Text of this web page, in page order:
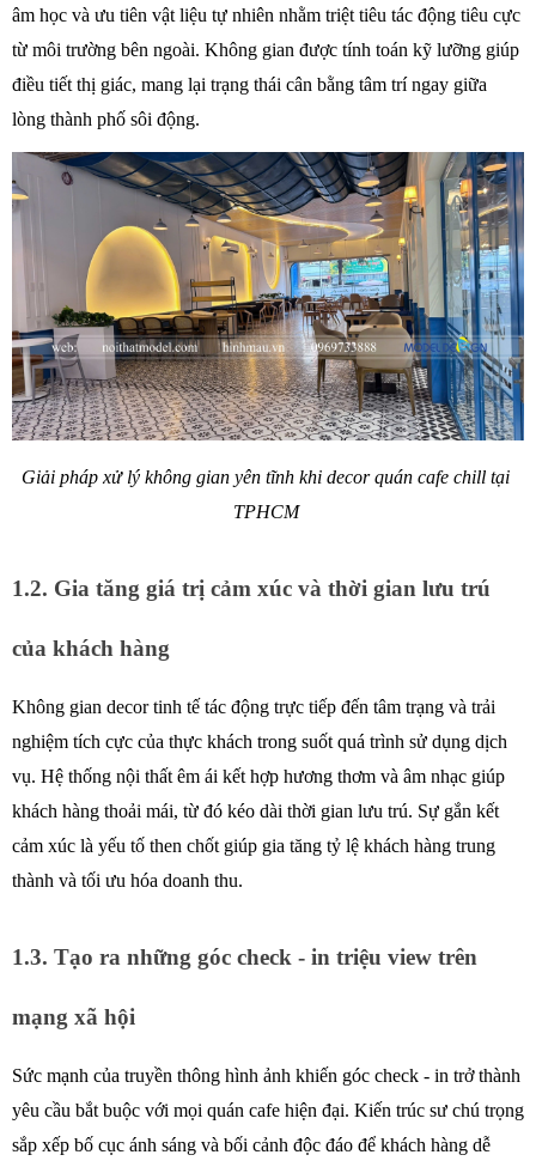
âm học và ưu tiên vật liệu tự nhiên nhằm triệt tiêu tác động tiêu cực
từ môi trường bên ngoài. Không gian được tính toán kỹ lưỡng giúp
điều tiết thị giác, mang lại trạng thái cân bằng tâm trí ngay giữa
lòng thành phố sôi động.
Giải pháp xử lý không gian yên tĩnh khi decor quán cafe chill tại
TPHCM
1.2. Gia tăng giá trị cảm xúc và thời gian lưu trú
của khách hàng
Không gian decor tinh tế tác động trực tiếp đến tâm trạng và trải
nghiệm tích cực của thực khách trong suốt quá trình sử dụng dịch
vụ. Hệ thống nội thất êm ái kết hợp hương thơm và âm nhạc giúp
khách hàng thoải mái, từ đó kéo dài thời gian lưu trú. Sự gắn kết
cảm xúc là yếu tố then chốt giúp gia tăng tỷ lệ khách hàng trung
thành và tối ưu hóa doanh thu.
1.3. Tạo ra những góc check - in triệu view trên
mạng xã hội
Sức mạnh của truyền thông hình ảnh khiến góc check - in trở thành
yêu cầu bắt buộc với mọi quán cafe hiện đại. Kiến trúc sư chú trọng
sắp xếp bố cục ánh sáng và bối cảnh độc đáo để khách hàng dễ